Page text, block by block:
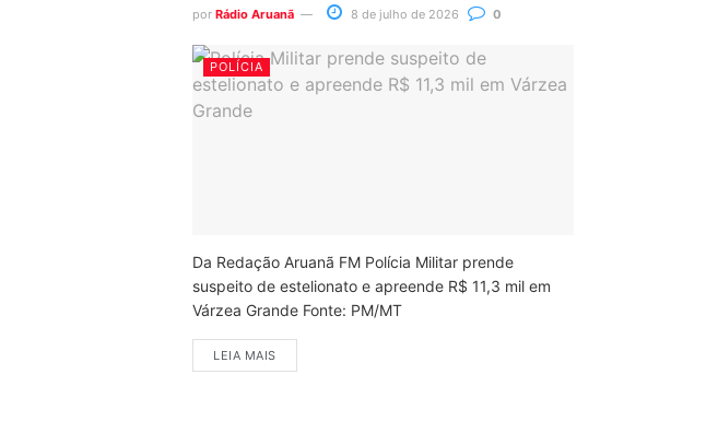
por Rádio Aruanã 8 de julho de 2026 0
POLÍCIA
Da Redação Aruanã FM Polícia Militar prende
suspeito de estelionato e apreende R$ 11,3 mil em
Várzea Grande Fonte: PM/MT
LEIA MAIS